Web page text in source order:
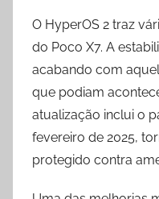
O HyperOS 2 traz
do Poco X7. A
acabando com
que podiam
atualização inclui o
fevereiro de 2025,
protegido contra